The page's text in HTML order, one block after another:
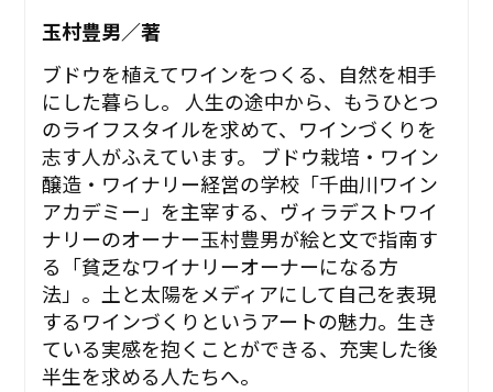
玉村豊男／著
ブドウを植えてワインをつくる、自然を相手
にした暮らし。 人生の途中から、もうひとつ
のライフスタイルを求めて、ワインづくりを
志す人がふえています。 ブドウ栽培・ワイン
醸造・ワイナリー経営の学校「千曲川ワイン
アカデミー」を主宰する、ヴィラデストワイ
ナリーのオーナー玉村豊男が絵と文で指南す
る「貧乏なワイナリーオーナーになる方
法」。土と太陽をメディアにして自己を表現
するワインづくりというアートの魅力。生き
ている実感を抱くことができる、充実した後
半生を求める人たちへ。